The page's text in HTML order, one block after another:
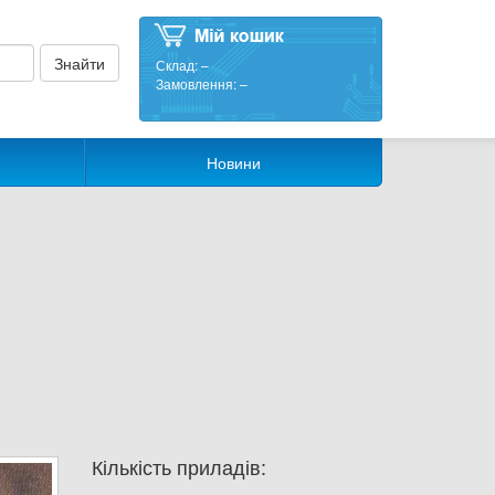
Склад:–
Замовлення:–
Новини
Кількість приладів: